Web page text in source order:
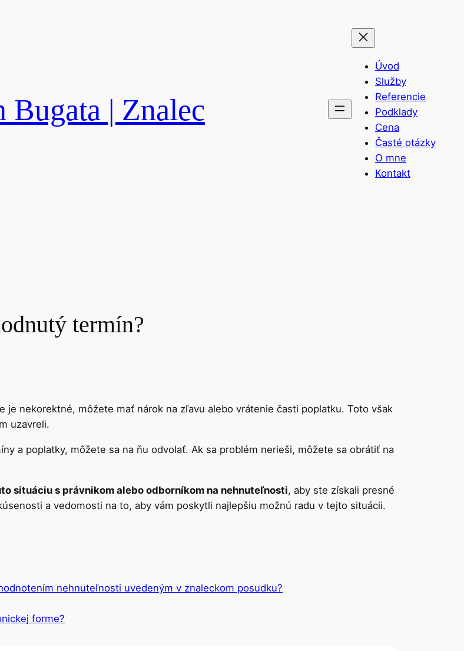
Bugata | Znalec
Úvod
Služby
Referencie
Podklady
Cena
Časté otázky
O mne
Kontakt
termín?
je nekorektné, môžete mať nárok na zľavu alebo vrátenie časti poplatku. Toto však
uzavreli.
a poplatky, môžete sa na ňu odvolať. Ak sa problém nerieši, môžete sa obrátiť na
situáciu s právnikom alebo odborníkom na nehnuteľnosti, aby ste získali presné
a vedomosti na to, aby vám poskytli najlepšiu možnú radu v tejto situácii.
nehnuteľnosti uvedeným v znaleckom posudku?
forme?